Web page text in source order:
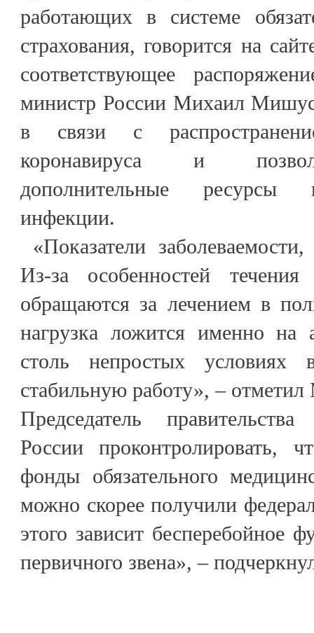
работающих в системе
страхования, говорится на
соответствующее
министр России Михаил
в связи с
коронавируса и
дополнительные ресурсы
инфекции.
«Показатели
Из-за особенностей
обращаются за лечением в
нагрузка ложится именно на
столь непростых условиях
стабильную работу», –
Председатель
России проконтролировать,
фонды обязательного
можно скорее получили
этого зависит бесперебойное
первичного звена», –